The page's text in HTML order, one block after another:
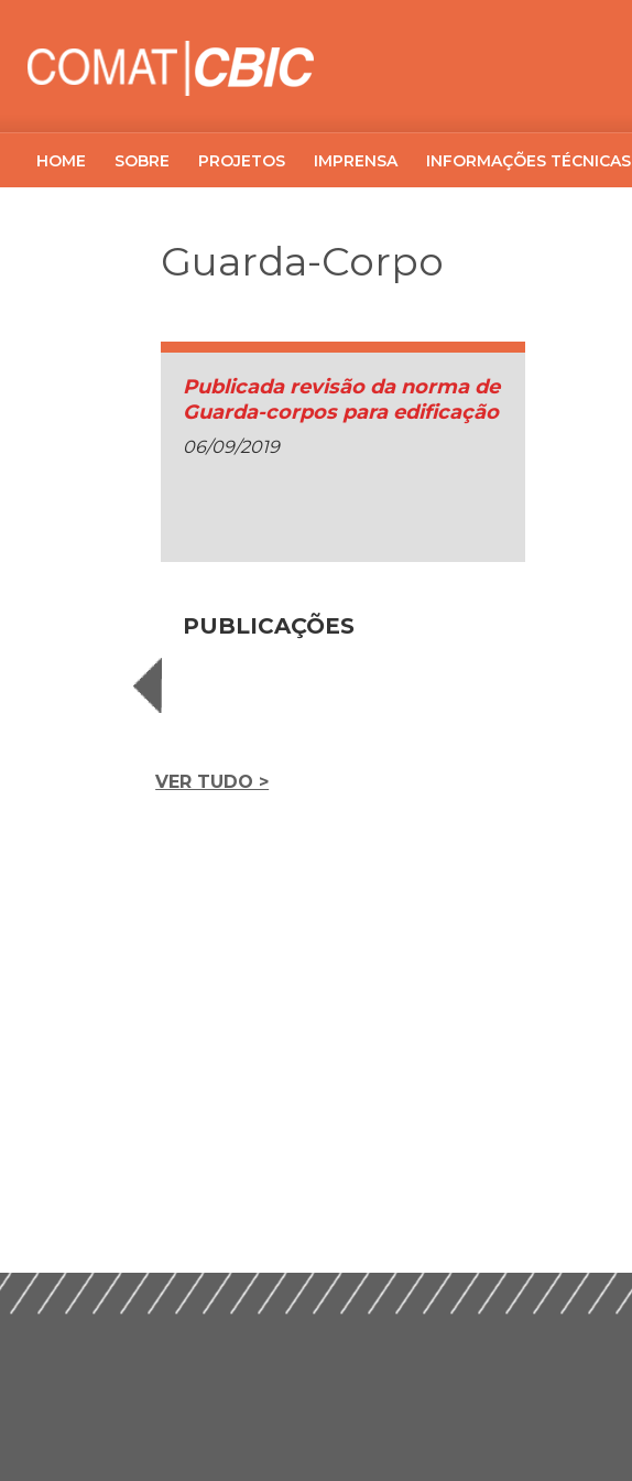
HOME SOBRE PROJETOS IMPRENSA INFORMAÇÕES TÉCNICAS
Guarda-Corpo
Publicada revisão da norma de
Guarda-corpos para edificação
06/09/2019
PUBLICAÇÕES
VER TUDO >